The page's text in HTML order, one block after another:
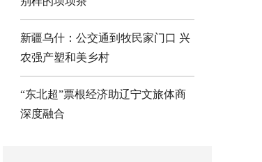
新疆乌什：公交通到牧民家门口 兴
农强产塑和美乡村
“东北超”票根经济助辽宁文旅体商
深度融合